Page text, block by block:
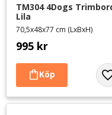
TM304 4Dogs
Lila
70,5x48x77 cm (LxBxH)
995 kr